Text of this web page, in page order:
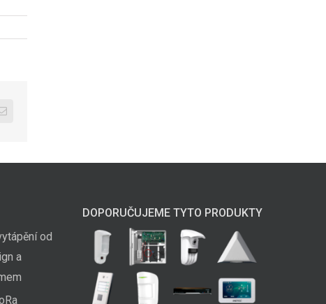
E-
od
a
DOPORUČUJEME TYTO PRODUKTY